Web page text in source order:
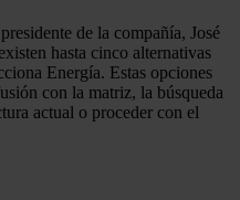
de la compañía, José
hasta cinco alternativas
Energía. Estas opciones
con la matriz, la búsqueda
actual o proceder con el